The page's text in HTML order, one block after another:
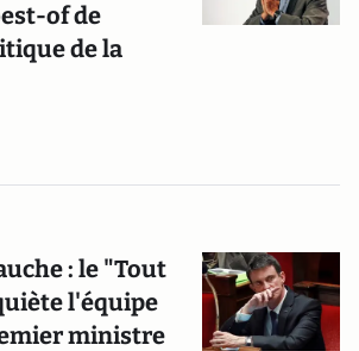
of de
de la
: le "Tout
l'équipe
ministre